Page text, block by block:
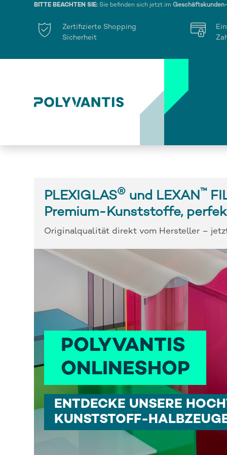
BITTE BEACHTEN SIE: Sie befinden sich jetzt im
Zertifizierte Shopping
Sicherheit
PLEXIGLAS® und LEXAN™
Premium-Kunststoffe,
Originalqualität direkt vom Hersteller –
POLYVANTIS
ONLINESHOP
ENTDECKE UNSERE
KUNSTSTOFF-